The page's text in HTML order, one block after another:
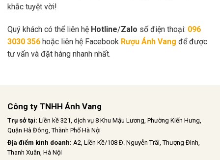
khắc tuyệt vời!
Quý khách có thể liên hệ Hotline/Zalo số điện thoại: 096
3030 356 hoặc liên hệ Facebook Rượu Ánh Vang để được
tư vấn và đặt hàng nhanh nhất.
Công ty TNHH Ánh Vang
Trụ sở tại: Liền kề 321, dịch vụ 8 Khu Mậu Lương, Phường Kiến Hưng,
Quận Hà Đông, Thành Phố Hà Nội
Địa điểm kinh doanh: A2, Liền Kề/108 Đ. Nguyễn Trãi, Thượng Đình,
Thanh Xuân, Hà Nội